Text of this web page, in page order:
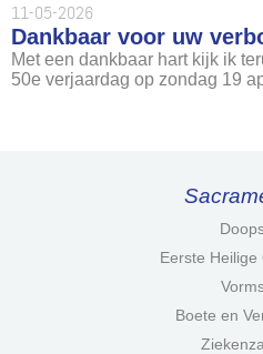
11-05-2026
Dankbaar voor uw
Met een dankbaar hart kijk ik
50e verjaardag op zondag 19
Eerste Heilige
Boete en